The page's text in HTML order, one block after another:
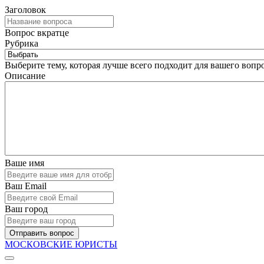
Заголовок
Вопрос вкратце
Рубрика
Выберите тему, которая лучше всего подходит для вашего
Описание
Ваше имя
Ваш Email
Ваш город
Отправить вопрос
МОСКОВСКИЕ ЮРИСТЫ